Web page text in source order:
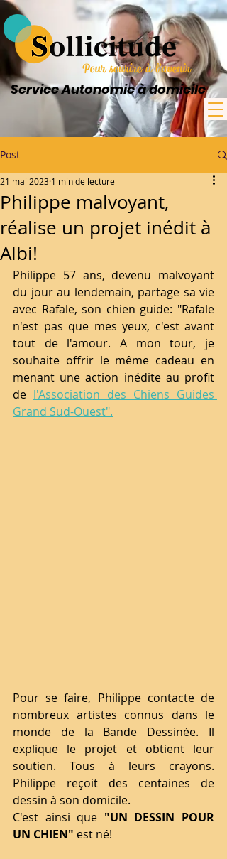
Service Autonomie à domicile
Post
Philippe malvoyant,
réalise un projet inédit à
Albi!
21 mai 2023 1 min de lecture
Philippe 57 ans, devenu malvoyant
du jour au lendemain, partage sa vie
avec Rafale, son chien guide: "Rafale
n'est pas que mes yeux, c'est avant
tout de l'amour. A mon tour, je
souhaite offrir le même cadeau en
menant une action inédite au profit
de l'Association des Chiens Guides
Grand Sud-Ouest".
Pour se faire, Philippe contacte de
nombreux artistes connus dans le
monde de la Bande Dessinée. Il
explique le projet et obtient leur
soutien. Tous à leurs crayons.
Philippe reçoit des centaines de
dessin à son domicile.
C'est ainsi que "UN DESSIN POUR
UN CHIEN" est né!